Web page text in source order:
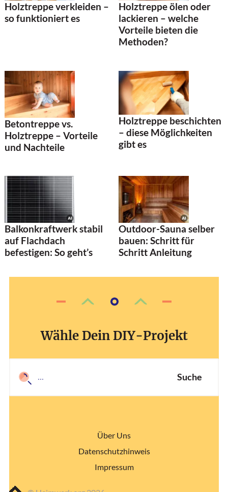
Holztreppe verkleiden –
so funktioniert es
Holztreppe ölen oder
lackieren – welche
Vorteile bieten die
Methoden?
Betontreppe vs.
Holztreppe – Vorteile
und Nachteile
Holztreppe beschichten
– diese Möglichkeiten
gibt es
Balkonkraftwerk stabil
auf Flachdach
befestigen: So geht’s
Outdoor-Sauna selber
bauen: Schritt für
Schritt Anleitung
Wähle Dein DIY-Projekt
Suche
Über Uns
Datenschutzhinweis
Impressum